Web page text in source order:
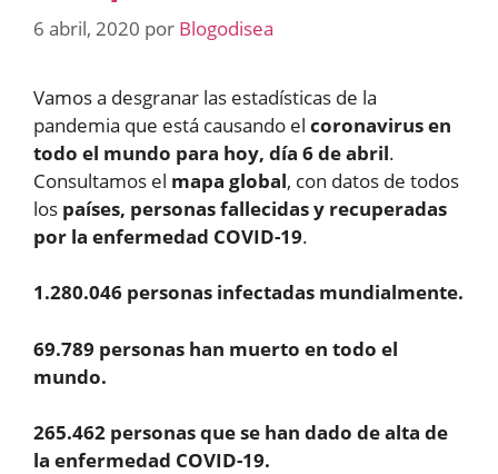
6 abril, 2020 por Blogodisea
Vamos a desgranar las estadísticas de la
pandemia que está causando el coronavirus en
todo el mundo para hoy, día 6 de abril.
Consultamos el mapa global, con datos de todos
los países, personas fallecidas y recuperadas
por la enfermedad COVID-19.
1.280.046 personas infectadas mundialmente.
69.789 personas han muerto en todo el
mundo.
265.462 personas que se han dado de alta de
la enfermedad COVID-19.